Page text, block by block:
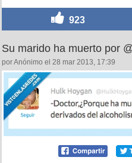
923
Su marido ha muerto por
por Anónimo el 28 mar 2013, 17:39